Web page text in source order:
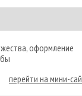
оформление
перейти на мини-